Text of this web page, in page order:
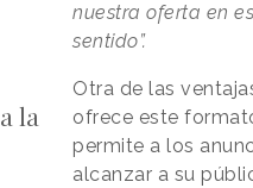
la
nuestra oferta en
sentido”.
Otra de las
ofrece este
permite a los
alcanzar a su